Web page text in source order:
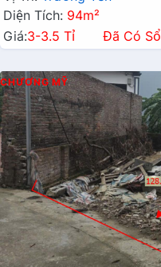
Diện Tích: 94m²
Giá:3-3.5 Tỉ Đã Có Sổ
CHƯƠNG MỸ